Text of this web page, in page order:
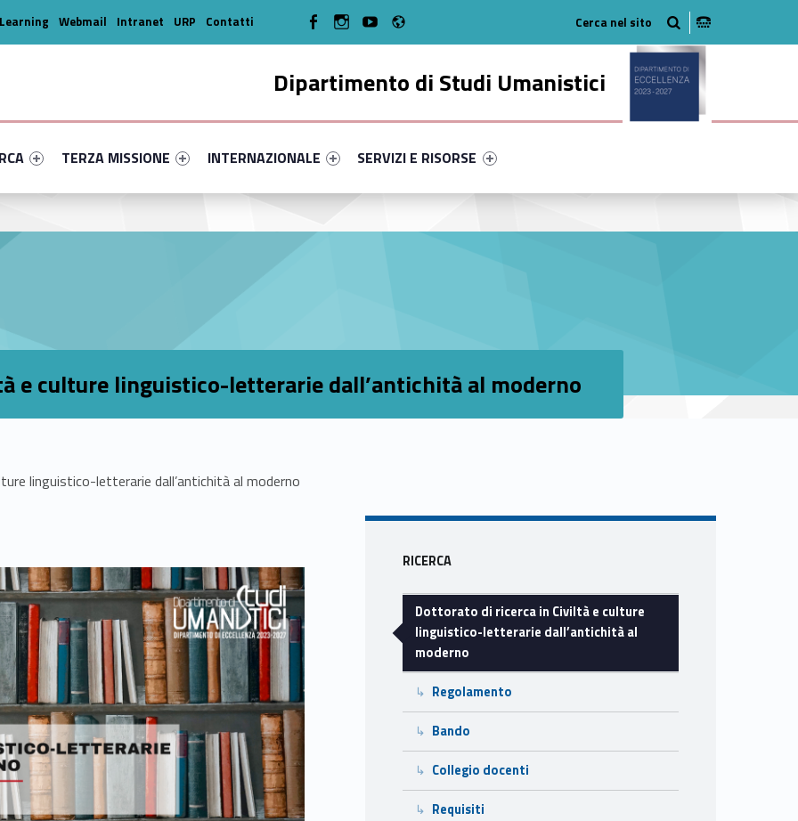
Dipartimento di Studi Umanistici
primary-87296-14
#link-menu-primary-35711-35
Link identifier #link-menu-primary-26406-45
TERZA MISSIONE
Link identifier #link-menu-primary-47129-49
INTERNAZIONALE
Link identifier #link-menu-primary-90726-56
SERVIZI E RISORSE
Webmail Intranet URP Contatti WebMan on FacebookWebMan on Instagram
WebMan on Youtube
e culture linguistico-letterarie dall’antichità al moderno
linguistico-letterarie dall’antichità al moderno
Sidebar
RICERCA
Dottorato di ricerca in Civiltà e culture
linguistico-letterarie dall’antichità al
moderno
Regolamento
Bando
Collegio docenti
Requisiti